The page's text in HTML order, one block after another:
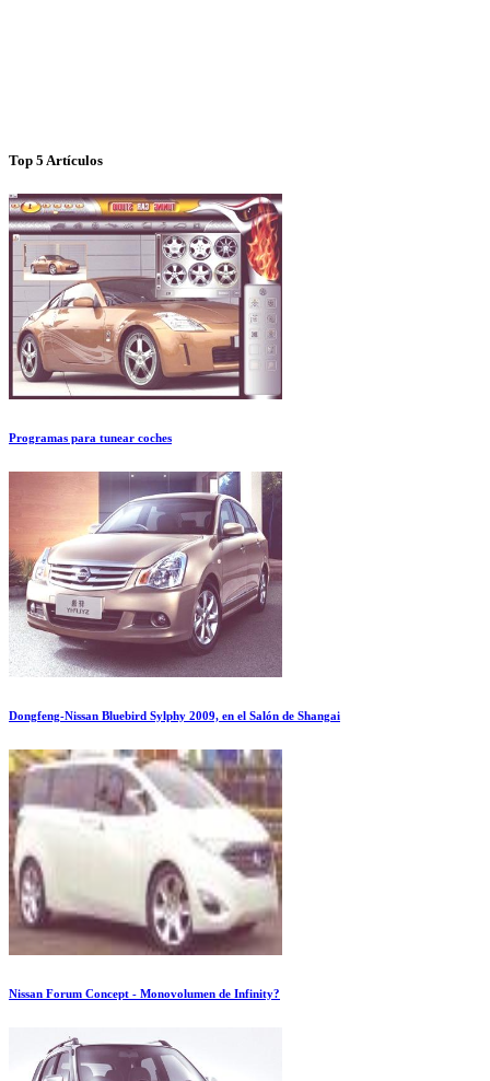
Top 5 Artículos
Programas para tunear coches
Dongfeng-Nissan Bluebird Sylphy 2009, en el Salón de Shangai
Nissan Forum Concept - Monovolumen de Infinity?